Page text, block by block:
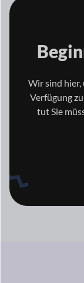
Wir sind hier,
Verfügung
tutSie